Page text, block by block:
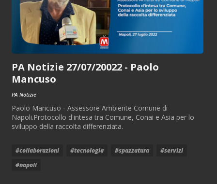
PA Notizie 27/07/20022 - Paolo
Mancuso
PA Notizie
Paolo Mancuso - Assessore Ambiente Comune di
Napoli.Protocollo d'intesa tra Comune, Conai e Asia per lo
sviluppo della raccolta differenziata.
#collaborazioni #tecnologia #spazzatura
#servizi
#napoli